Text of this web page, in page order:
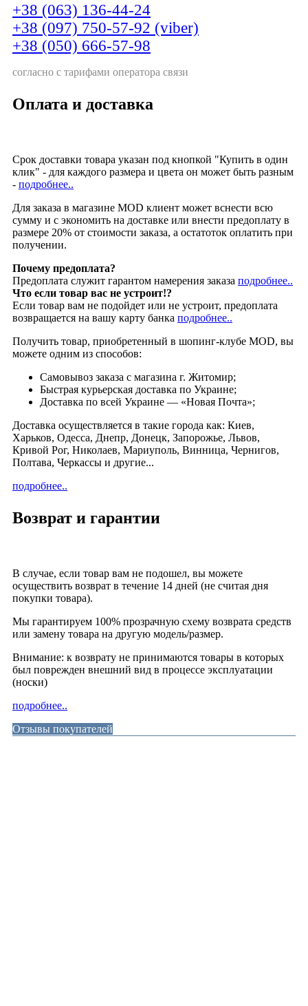
+38 (063) 136-44-24
+38 (097) 750-57-92 (viber)
+38 (050) 666-57-98
согласно с тарифами оператора связи
Оплата и доставка
Срок доставки товара указан под кнопкой "Купить в один
клик" - для каждого размера и цвета он может быть разным
- подробнее..
Для заказа в магазине MOD клиент может вснести всю
сумму и с экономить на доставке или внести предоплату в
размере 20% от стоимости заказа, а остатоток оплатить при
получении.
Почему предоплата?
Предоплата служит гарантом намерения заказа подробнее..
Что если товар вас не устроит!?
Если товар вам не подойдет или не устроит, предоплата
возвращается на вашу карту банка подробнее..
Получить товар, приобретенный в шопинг-клубе MOD, вы
можете одним из способов:
Cамовывоз заказа с магазина г. Житомир;
Быстрая курьерская доставка по Украине;
Доставка по всей Украине — «Новая Почта»;
Доставка осуществляется в такие города как: Киев,
Харьков, Одесса, Днепр, Донецк, Запорожье, Львов,
Кривой Рог, Николаев, Мариуполь, Винница, Чернигов,
Полтава, Черкассы и другие...
подробнее..
Возврат и гарантии
В случае, если товар вам не подошел, вы можете
осуществить возврат в течение 14 дней (не считая дня
покупки товара).
Мы гарантируем 100% прозрачную схему возврата средств
или замену товара на другую модель/размер.
Внимание: к возврату не принимаются товары в которых
был поврежден внешний вид в процессе эксплуатации
(носки)
подробнее..
Отзывы покупателей